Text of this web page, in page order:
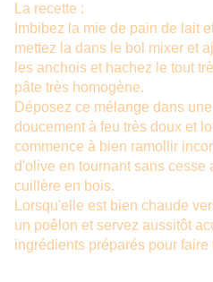
La recette :
Imbibez la mie de pain de lait
mettez la dans le bol mixer et
les anchois et hachez le tout
pâte très homogène.
Déposez ce mélange dans
doucement à feu très doux et
commence à bien ramollir
d'olive en tournant sans cesse
cuillère en bois.
Lorsqu'elle est bien chaude
un poêlon et servez aussitôt
ingrédients préparés pour faire